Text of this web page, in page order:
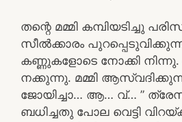
തന്റെ മമ്മി കമ്പിയടിച്ചു
സീൽക്കാരം
കണ്ണുകളോടെ നോക്കി
നക്കുന്നു. മമ്മി
ജോയിച്ചാ… ആ… വ്… ”
ബധിച്ചതു പോല വെട്ടി